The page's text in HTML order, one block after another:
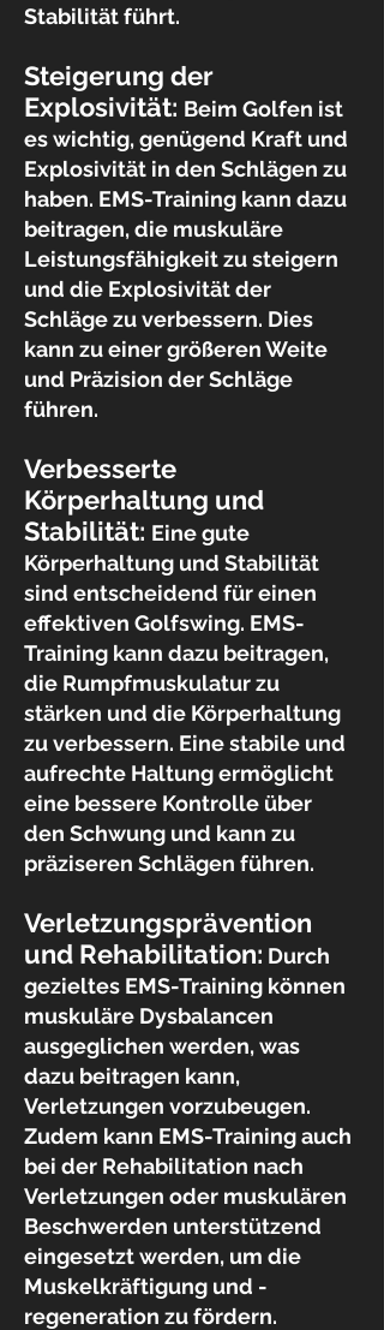
Stabilität führt.
Steigerung der
Explosivität: Beim Golfen ist
es wichtig, genügend Kraft und
Explosivität in den Schlägen zu
haben. EMS-Training kann dazu
beitragen, die muskuläre
Leistungsfähigkeit zu steigern
und die Explosivität der
Schläge zu verbessern. Dies
kann zu einer größeren Weite
und Präzision der Schläge
führen.
Verbesserte
Körperhaltung und
Stabilität: Eine gute
Körperhaltung und Stabilität
sind entscheidend für einen
effektiven Golfswing. EMS-
Training kann dazu beitragen,
die Rumpfmuskulatur zu
stärken und die Körperhaltung
zu verbessern. Eine stabile und
aufrechte Haltung ermöglicht
eine bessere Kontrolle über
den Schwung und kann zu
präziseren Schlägen führen.
Verletzungsprävention
und Rehabilitation: Durch
gezieltes EMS-Training können
muskuläre Dysbalancen
ausgeglichen werden, was
dazu beitragen kann,
Verletzungen vorzubeugen.
Zudem kann EMS-Training auch
bei der Rehabilitation nach
Verletzungen oder muskulären
Beschwerden unterstützend
eingesetzt werden, um die
Muskelkräftigung und -
regeneration zu fördern.